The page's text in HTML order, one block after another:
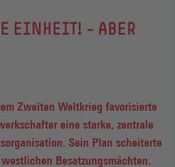
EINHEIT! – ABER
Zweiten Weltkrieg favorisierte
eine starke, zentrale
Sein Plan scheiterte
Besatzungsmächten.